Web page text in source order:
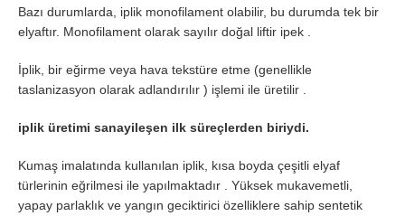
Bazı durumlarda, iplik monofilament olabilir, bu durumda tek bir
elyaftır. Monofilament olarak sayılır doğal liftir ipek .
İplik, bir eğirme veya hava tekstüre etme (genellikle
taslanizasyon olarak adlandırılır ) işlemi ile üretilir .
iplik üretimi sanayileşen ilk süreçlerden biriydi.
Kumaş imalatında kullanılan iplik, kısa boyda çeşitli elyaf
türlerinin eğrilmesi ile yapılmaktadır . Yüksek mukavemetli,
yapay parlaklık ve yangın geciktirici özelliklere sahip sentetik